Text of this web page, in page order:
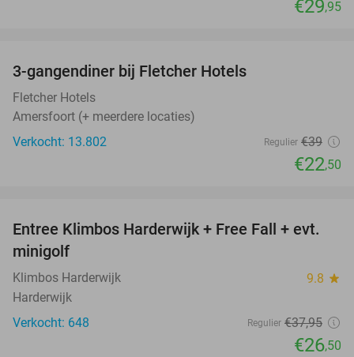
€29,95
3-gangendiner bij Fletcher Hotels
Fletcher Hotels
Amersfoort (+ meerdere locaties)
Verkocht: 13.802
Regulier €39
€22,50
30%
Entree Klimbos Harderwijk + Free Fall + evt.
minigolf
Klimbos Harderwijk 9.8 star
Harderwijk
Verkocht: 648
Regulier €37,95
€26,50